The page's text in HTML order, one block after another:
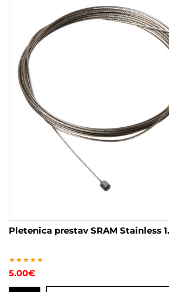
Pletenica prestav SRAM Stainless
Ocenjeno
4.80
5.00€